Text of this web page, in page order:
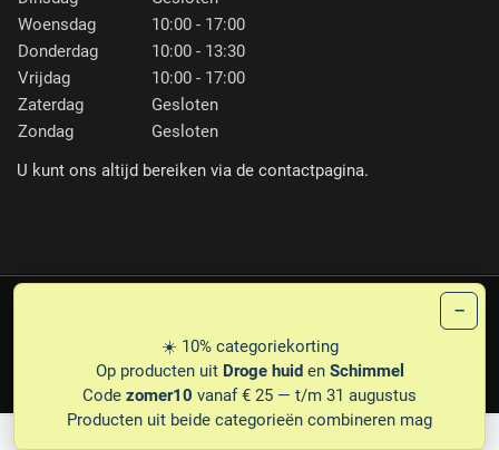
0
Woensdag
10:00 - 17:00
Donderdag
10:00 - 13:30
Vrijdag
10:00 - 17:00
Zaterdag
Gesloten
Zondag
Gesloten
U kunt ons altijd bereiken via de contactpagina.
PRIVACYDISCLAIMERLEVERINGSVOORWAARDEN
−
☀️ 10% categoriekorting
Op producten uit Droge huiden Schimmel
Code zomer10 vanaf € 25 — t/m 31 augustus
Producten uit beide categorieën combineren mag